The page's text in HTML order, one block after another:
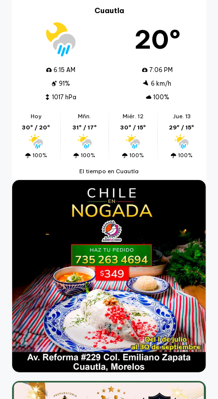
Cuautla
20º
6:15 AM
7:06 PM
91%
6 km/h
1017 hPa
100%
Hoy
30º / 20º
100%
Mñn.
31º / 17º
100%
Miér. 12
30º / 15º
100%
Jue. 13
29º / 15º
100%
El tiempo en Cuautla